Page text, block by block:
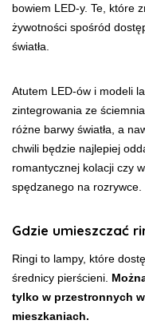
bowiem LED-y. Te, które
żywotności spośród
światła.
Atutem LED-ów i modeli
zintegrowania ze
różne barwy światła, a
chwili będzie najlepiej
romantycznej kolacji czy
spędzanego na rozrywce.
Gdzie umieszczać
Ringi to lampy, które
średnicy pierścieni.
tylko w przestronnych
mieszkaniach.